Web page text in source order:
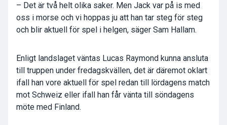
– Det är två helt olika saker. Men Jack var på is med
oss i morse och vi hoppas ju att han tar steg för steg
och blir aktuell för spel i helgen, säger Sam Hallam.
Enligt landslaget väntas Lucas Raymond kunna ansluta
till truppen under fredagskvällen, det är däremot oklart
ifall han vore aktuell för spel redan till lördagens match
mot Schweiz eller ifall han får vänta till söndagens
möte med Finland.